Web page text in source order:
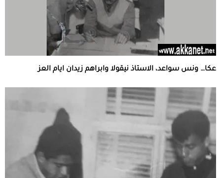
عكا… ونس سواعد، الاستاذ نيقولا وابراهم زيدان ايام العز